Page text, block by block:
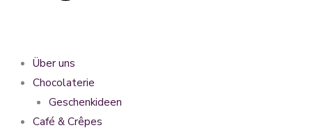
Über uns
Chocolaterie
Geschenkideen
Café & Crêpes